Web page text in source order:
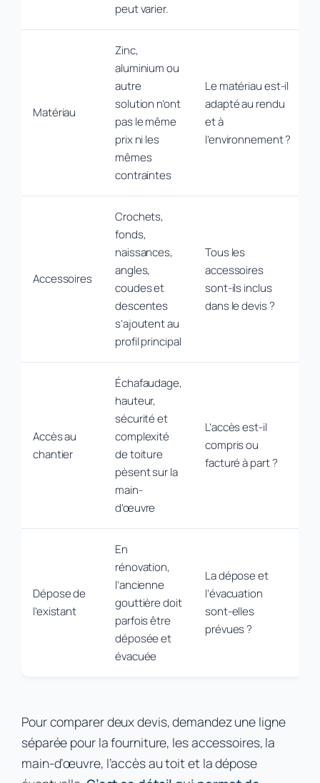
peut varier.
Matériau
Zinc,
aluminium ou
autre
solution n’ont
pas le même
prix ni les
mêmes
contraintes
Le matériau est-il
adapté au rendu
et à
l’environnement ?
Accessoires
Crochets,
fonds,
naissances,
angles,
coudes et
descentes
s’ajoutent au
profil principal
Tous les
accessoires
sont-ils inclus
dans le devis ?
Accès au
chantier
Échafaudage,
hauteur,
sécurité et
complexité
de toiture
pèsent sur la
main-
d’œuvre
L’accès est-il
compris ou
facturé à part ?
Dépose de
l’existant
En
rénovation,
l’ancienne
gouttière doit
parfois être
déposée et
évacuée
La dépose et
l’évacuation
sont-elles
prévues ?
Pour comparer deux devis, demandez une ligne
séparée pour la fourniture, les accessoires, la
main-d’œuvre, l’accès au toit et la dépose